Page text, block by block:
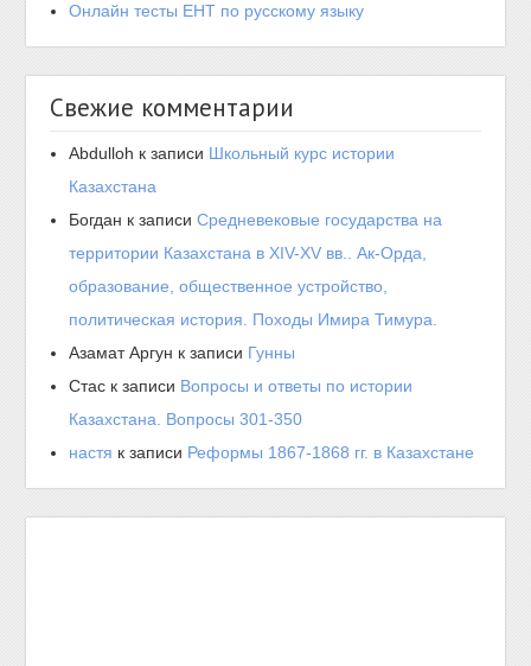
Онлайн тесты ЕНТ по русскому языку
Свежие комментарии
Abdulloh к записи Школьный курс истории
Казахстана
Богдан к записиСредневековые государства на
территории Казахстана в XIV-XV вв.. Ак-Орда,
образование, общественное устройство,
политическая история. Походы Имира Тимура.
Азамат Аргун к записи Гунны
Стас к записи Вопросы и ответы по истории
Казахстана. Вопросы 301-350
настя к записи Реформы 1867-1868 гг. в Казахстане